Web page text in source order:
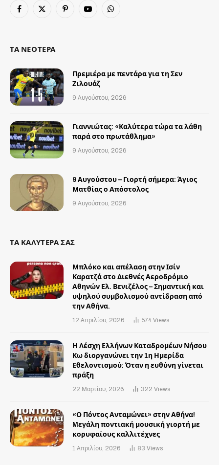
Facebook
X
PinterestYouTubeWhatsApp
ΤΑ ΝΕΟΤΕΡΑ
Πρεμιέρα με πεντάρα για τη Σεν
Ζιλουάζ
9 Αυγούστου, 2026
Γιαννιώτας: «Καλύτερα τώρα τα λάθη
παρά στο πρωτάθλημα»
9 Αυγούστου, 2026
9 Αυγούστου – Γιορτή σήμερα: Άγιος
Ματθίας ο Απόστολος
9 Αυγούστου, 2026
ΤΑ ΚΑΛΥΤΕΡΑ ΣΑΣ
Μπλόκο και απέλαση στην Ισίν
Καρατζά στο Διεθνές Αεροδρόμιο
Αθηνών Ελ. Βενιζέλος – Σημαντική και
υψηλού συμβολισμού αντίδραση από
την Αθήνα.
12 Απριλίου, 2026 574 Views
Η Λέσχη Ελλήνων Καταδρομέων Νήσου
Κω διοργανώνει την 1η Ημερίδα
Εθελοντισμού: Όταν η ευθύνη γίνεται
πράξη
22 Μαρτίου, 2026 322 Views
«Ο Πόντος Ανταμώνει» στην Αθήνα!
Mεγάλη ποντιακή μουσική γιορτή με
κορυφαίους καλλιτέχνες
1 Απριλίου, 2026 83 Views